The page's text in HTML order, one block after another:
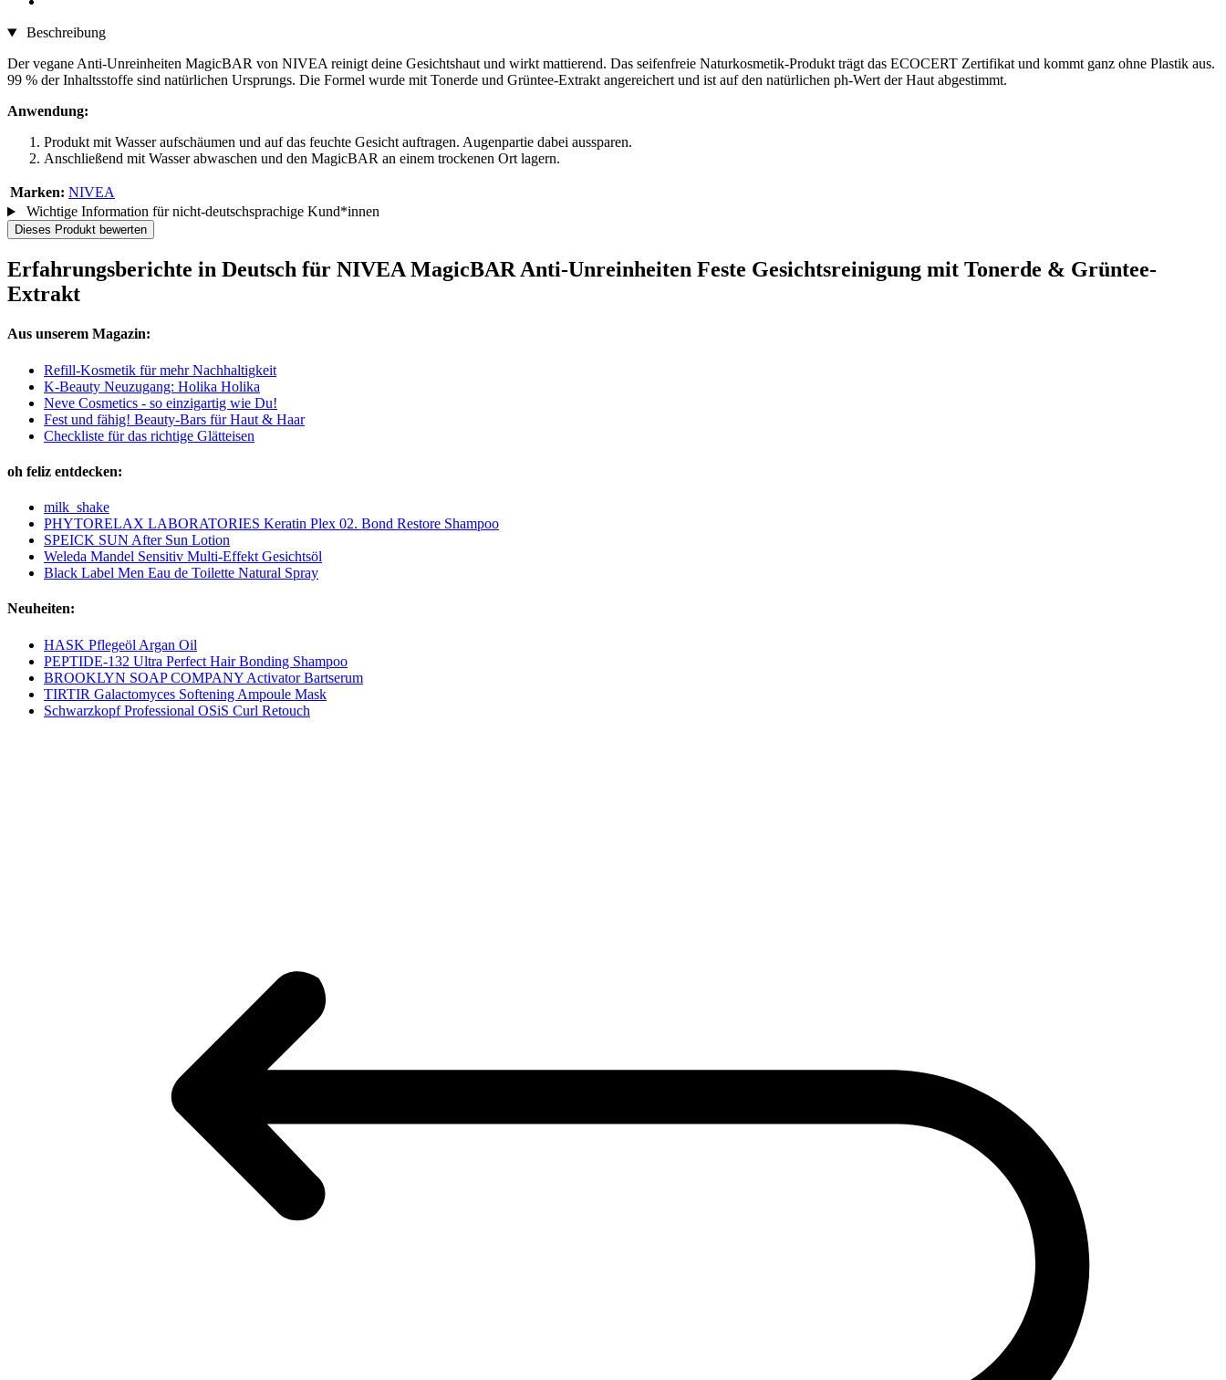
Beschreibung
Der vegane Anti-Unreinheiten MagicBAR von NIVEA reinigt deine Gesichtshaut und wirkt mattierend. Das seifenfreie Naturkosmetik-Produkt trägt das ECOCERT Zertifikat und kommt ganz ohne Plastik aus.
99 % der Inhaltsstoffe sind natürlichen Ursprungs. Die Formel wurde mit Tonerde und Grüntee-Extrakt angereichert und ist auf den natürlichen ph-Wert der Haut abgestimmt.
Anwendung:
Produkt mit Wasser aufschäumen und auf das feuchte Gesicht auftragen. Augenpartie dabei aussparen.
Anschließend mit Wasser abwaschen und den MagicBAR an einem trockenen Ort lagern.
Marken: NIVEA
Wichtige Information für nicht-deutschsprachige Kund*innen
Dieses Produkt bewerten
Erfahrungsberichte in Deutsch für NIVEA MagicBAR Anti-Unreinheiten Feste Gesichtsreinigung mit Tonerde & Grüntee-
Extrakt
Aus unserem Magazin:
Refill-Kosmetik für mehr Nachhaltigkeit
K-Beauty Neuzugang: Holika Holika
Neve Cosmetics - so einzigartig wie Du!
Fest und fähig! Beauty-Bars für Haut & Haar
Checkliste für das richtige Glätteisen
oh feliz entdecken:
milk_shake
PHYTORELAX LABORATORIES Keratin Plex 02. Bond Restore Shampoo
SPEICK SUN After Sun Lotion
Weleda Mandel Sensitiv Multi-Effekt Gesichtsöl
Black Label Men Eau de Toilette Natural Spray
Neuheiten:
HASK Pflegeöl Argan Oil
PEPTIDE-132 Ultra Perfect Hair Bonding Shampoo
BROOKLYN SOAP COMPANY Activator Bartserum
TIRTIR Galactomyces Softening Ampoule Mask
Schwarzkopf Professional OSiS Curl Retouch